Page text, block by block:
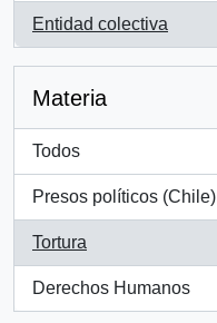
Entidad colectiva
, 1 resultados
Materia
Todos
Presos políticos (Chile)
, 1 resultados
Tortura
, 1 resultados
Derechos Humanos
, 1 resultados